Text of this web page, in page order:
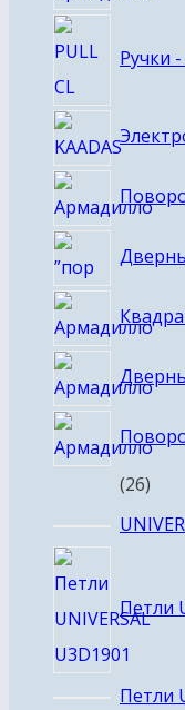
Ручки
2626
Петли
Петли